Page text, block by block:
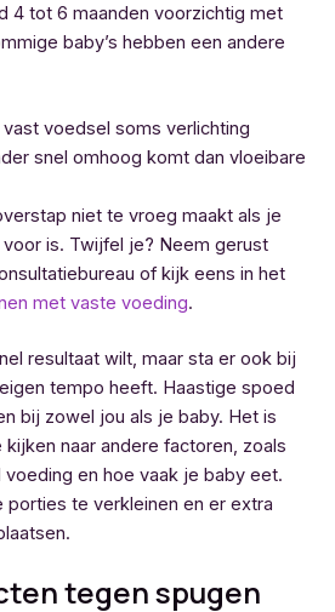
4 tot 6 maanden voorzichtig met
baby’s hebben een andere
voedsel soms verlichting
snel omhoog komt dan vloeibare
niet te vroeg maakt als je
is. Twijfel je? Neem gerust
of kijk eens in het
met vaste voeding.
resultaat wilt, maar sta er ook bij
tempo heeft. Haastige spoed
bij zowel jou als je baby. Het is
naar andere factoren, zoals
en hoe vaak je baby eet.
porties te verkleinen en er extra
tegen spugen